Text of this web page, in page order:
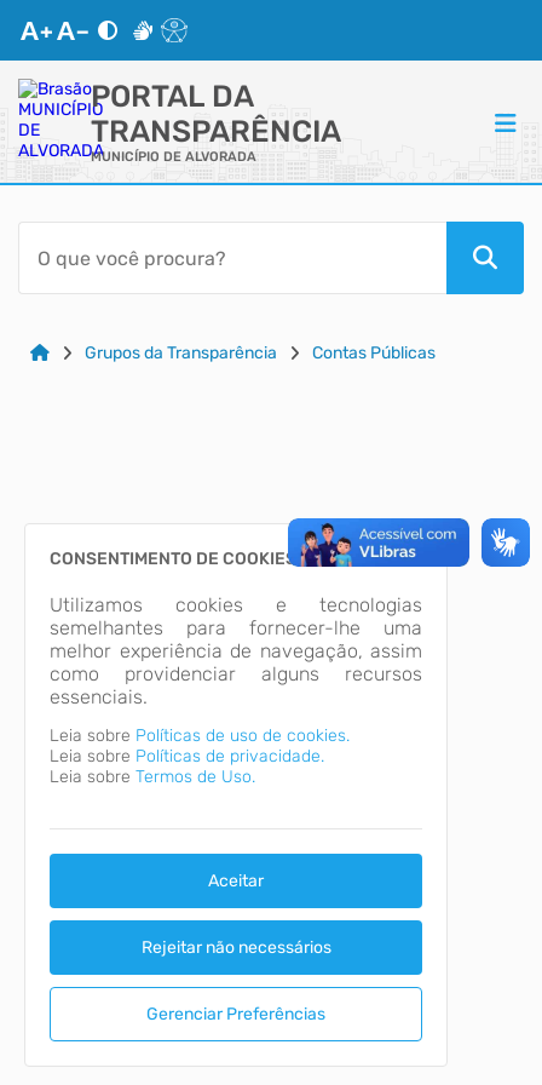
PORTAL DA
TRANSPARÊNCIA
MUNICÍPIO DE ALVORADA
ACESSO RÁPIDO
Acessibilidade
CidadãoGrupos da Transparência Contas Públicas
CONSENTIMENTO DE COOKIES
Utilizamos cookies e tecnologias
semelhantes para fornecer-lhe uma
melhor experiência de navegação, assim
como providenciar alguns recursos
essenciais.
Leia sobre Políticas de uso de cookies.
Leia sobre Políticas de privacidade.
Leia sobre Termos de Uso.
Aceitar
Rejeitar não necessários
Gerenciar Preferências